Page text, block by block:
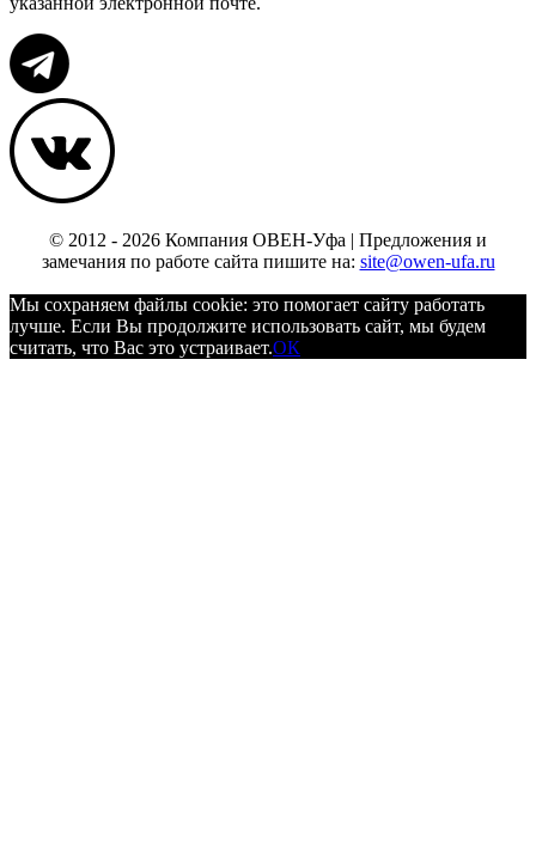
© 2012 - 2026 Компания ОВЕН-Уфа | Предложения и
замечания по работе сайта пишите на: site@owen-ufa.ru
Мы cохраняем файлы cookie: это помогает сайту работать
лучше. Если Вы продолжите использовать сайт, мы будем
считать, что Вас это устраивает.ОК